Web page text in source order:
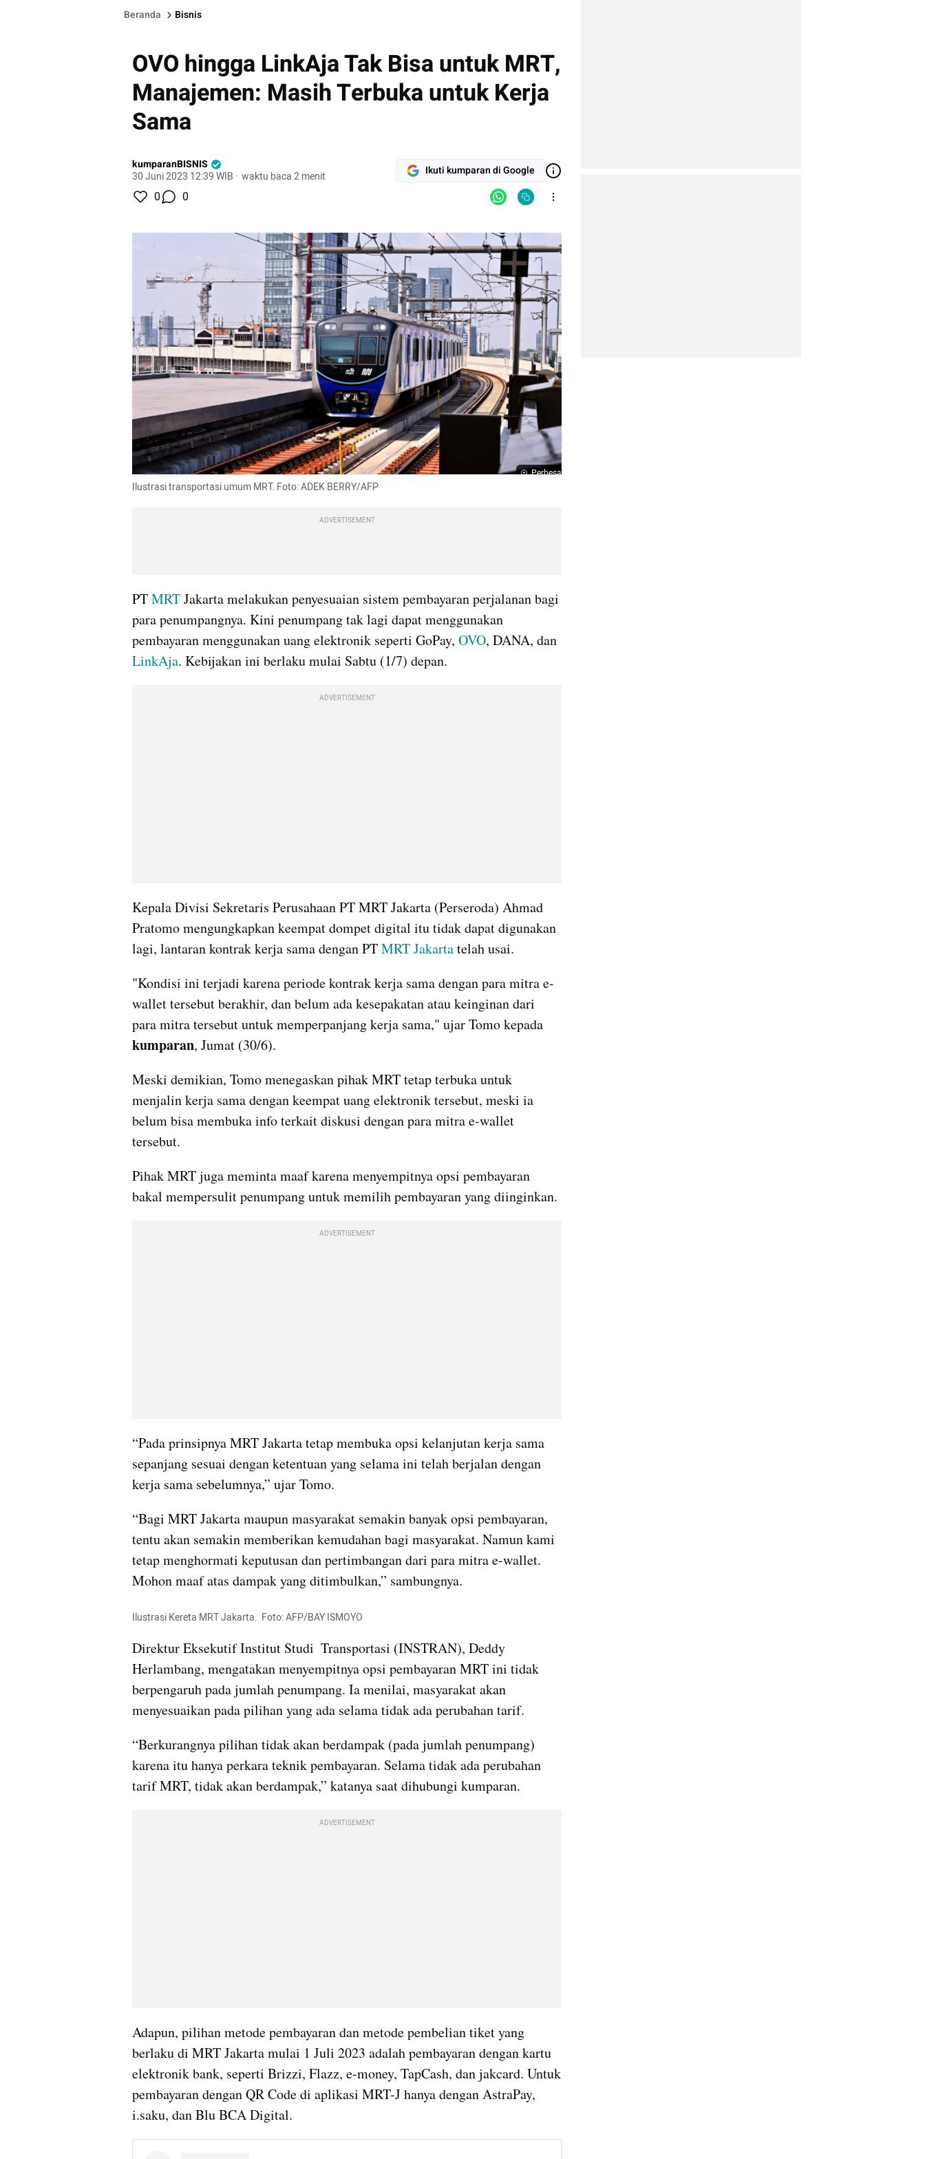
Beranda Bisnis
OVO hingga LinkAja Tak Bisa untuk MRT,
Manajemen: Masih Terbuka untuk Kerja
Sama
kumparanBISNIS
30 Juni 2023 12:39 WIB · waktu baca 2 menit Ikuti kumparan di Google
0 0
Perbesar
Ilustrasi transportasi umum MRT. Foto: ADEK BERRY/AFP
ADVERTISEMENT
PT MRT Jakarta melakukan penyesuaian sistem pembayaran perjalanan bagi
para penumpangnya. Kini penumpang tak lagi dapat menggunakan
pembayaran menggunakan uang elektronik seperti GoPay, OVO
LinkAja. Kebijakan ini berlaku mulai Sabtu (1/7) depan.
ADVERTISEMENT
Kepala Divisi Sekretaris Perusahaan PT MRT Jakarta (Perseroda) Ahmad
Pratomo mengungkapkan keempat dompet digital itu tidak dapat digunakan
lagi, lantaran kontrak kerja sama dengan PT MRT Jakarta telah usai.
"Kondisi ini terjadi karena periode kontrak kerja sama dengan para mitra e-
wallet tersebut berakhir, dan belum ada kesepakatan atau keinginan dari
kumparan, Jumat (30/6).
Meski demikian, Tomo menegaskan pihak MRT tetap terbuka untuk
menjalin kerja sama dengan keempat uang elektronik tersebut, meski ia
belum bisa membuka info terkait diskusi dengan para mitra e-wallet
tersebut.
Pihak MRT juga meminta maaf karena menyempitnya opsi pembayaran
bakal mempersulit penumpang untuk memilih pembayaran yang diinginkan.
ADVERTISEMENT
“Pada prinsipnya MRT Jakarta tetap membuka opsi kelanjutan kerja sama
sepanjang sesuai dengan ketentuan yang selama ini telah berjalan dengan
kerja sama sebelumnya,” ujar Tomo.
“Bagi MRT Jakarta maupun masyarakat semakin banyak opsi pembayaran,
tentu akan semakin memberikan kemudahan bagi masyarakat. Namun kami
tetap menghormati keputusan dan pertimbangan dari para mitra e-wallet.
Mohon maaf atas dampak yang ditimbulkan,” sambungnya.
Ilustrasi Kereta MRT Jakarta.  Foto: AFP/BAY ISMOYO
Direktur Eksekutif Institut Studi  Transportasi (INSTRAN), Deddy
Herlambang, mengatakan menyempitnya opsi pembayaran MRT ini tidak
berpengaruh pada jumlah penumpang. Ia menilai, masyarakat akan
menyesuaikan pada pilihan yang ada selama tidak ada perubahan tarif.
“Berkurangnya pilihan tidak akan berdampak (pada jumlah penumpang)
karena itu hanya perkara teknik pembayaran. Selama tidak ada perubahan
tarif MRT, tidak akan berdampak,” katanya saat dihubungi kumparan.
ADVERTISEMENT
Adapun, pilihan metode pembayaran dan metode pembelian tiket yang
berlaku di MRT Jakarta mulai 1 Juli 2023 adalah pembayaran dengan kartu
elektronik bank, seperti Brizzi, Flazz, e-money, TapCash, dan jakcard. Untuk
pembayaran dengan QR Code di aplikasi MRT-J hanya dengan AstraPay,
i.saku, dan Blu BCA Digital.